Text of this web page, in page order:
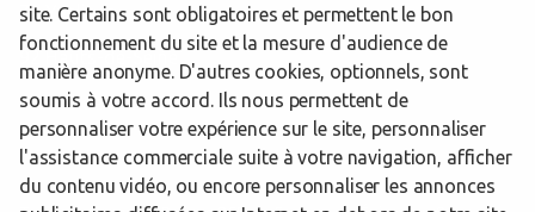
78 Yvelines
92 Hauts-de-Seine
94 Val-de-Marne
site. Certains sont obligatoires et permettent le bon
fonctionnement du site et la mesure d'audience de
manière anonyme. D'autres cookies, optionnels, sont
soumis à votre accord. Ils nous permettent de
personnaliser votre expérience sur le site, personnaliser
l'assistance commerciale suite à votre navigation, afficher
du contenu vidéo, ou encore personnaliser les annonces